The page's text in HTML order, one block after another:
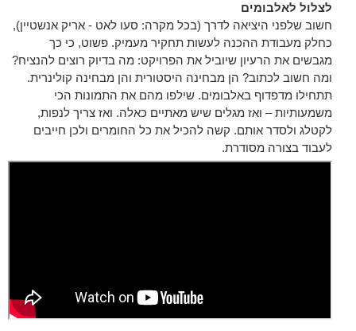
לצלול לאלבומים
חשוב שלפני היציאה לדרך (בכל מקרה: סעו לאט - אריק אנשטיין),
כחלק מעבודת ההכנה לעשות תחקיר מעמיק. פשוט, כי כך
מגבשים את הרעיון שיוביל את הפרויקט: מה בדיוק רוצים להנציח?
ומה חשוב לכתוב? הן מבחינה היסטורית והן מבחינה קולינרית.
תתחילו מדפדוף באלבומים. שילפו מהם את התמונות הכי
משמעותיות – ואז מגלים שיש מאתיים כאלה. ואז צריך לנפות,
לקטלג ולסדר אותם. קשה להכיל את כל החומרים ולכן חייבים
לעבוד בצורה מסודרת.